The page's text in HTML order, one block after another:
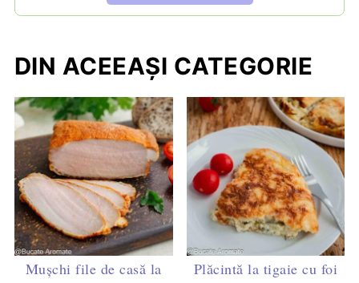
DIN ACEEAȘI CATEGORIE
Mușchi file de casă la
Plăcintă la tigaie cu foi